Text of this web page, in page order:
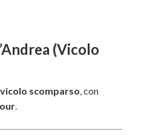
(Vicolo
vicolo scomparso, con
.